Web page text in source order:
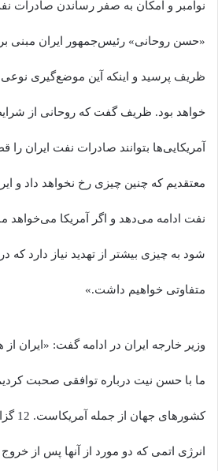
نوامبر و امکان به صفر رساندن صادرات
«حسن روحانی» رئیس‌جمهور ایران مبنی بر
ظریف پرسید و اینکه آین موضع‌گیری نوعی
خواهد بود. ظریف گفت که روحانی از
آمریکایی‌ها بتوانند صادرات نفت ایران را
معتقدیم که چنین چیزی رخ نخواهد داد و
نفت ادامه می‌دهد و اگر آمریکا می‌خواهد
شود به چیزی بیشتر از تهدید نیاز دارد که
متفاوتی خواهیم داشت.»
وزیر خارجه ایران در ادامه گفت: «ایران
ما با حسن نیت درباره توافقی صحبت
انرژی اتمی که دو مورد از آنها پس از